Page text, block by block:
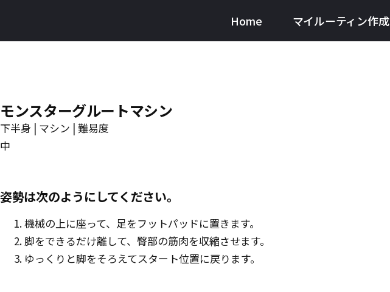
main(日
Home マイルーティン作成
モンスターグルートマシン
下半身 | マシン | 難易度
中
姿勢は次のようにしてください。
機械の上に座って、足をフットパッドに置きます。
脚をできるだけ離して、臀部の筋肉を収縮させます。
ゆっくりと脚をそろえてスタート位置に戻ります。